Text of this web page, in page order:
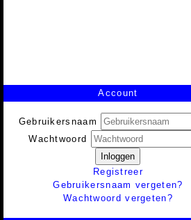
Account
Gebruikersnaam
Wachtwoord
Inloggen
Registreer
Gebruikersnaam vergeten?
Wachtwoord vergeten?